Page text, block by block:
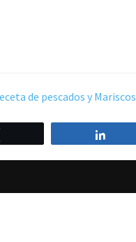
de pescados y Mariscos